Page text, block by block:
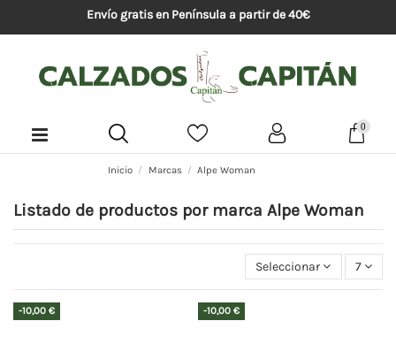
Envío gratis en Península a partir de 40€
0
Inicio Marcas Alpe Woman
Listado de productos por marca Alpe Woman
Seleccionar 7
-10,00 € -10,00 €